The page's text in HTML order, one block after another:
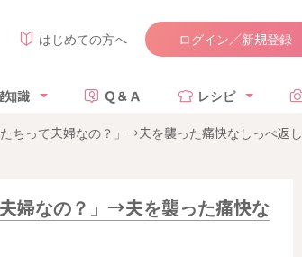
はじめての方へ ログイン／新規登録
知識 Ｑ＆Ａ レシピ
ちって夫婦なの？」→夫を襲った痛快なしっぺ返し
婦なの？」→夫を襲った痛快な